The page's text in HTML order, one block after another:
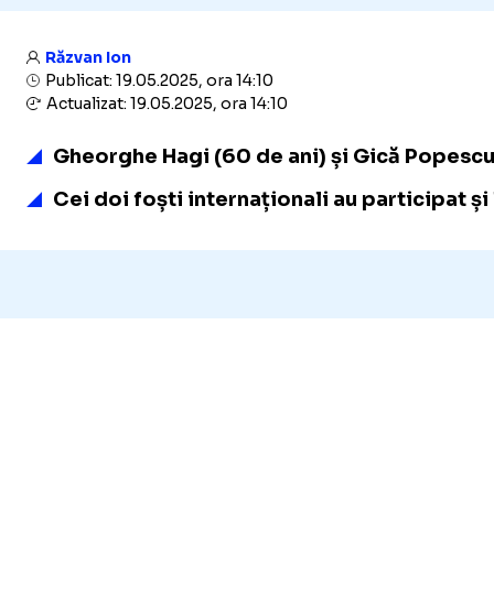
Răzvan Ion
Publicat: 19.05.2025, ora 14:10
Actualizat: 19.05.2025, ora 14:10
Gheorghe Hagi (60 de ani) și Gică
Cei doi foști internaționali au participat și